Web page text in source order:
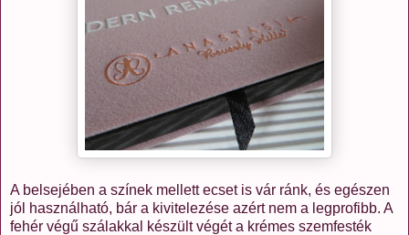
A belsejében a színek mellett ecset is vár ránk, és egészen
jól használható, bár a kivitelezése azért nem a legprofibb. A
fehér végű szálakkal készült végét a krémes szemfesték